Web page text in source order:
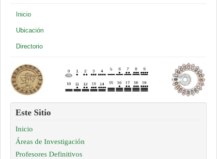
Inicio
Ubicación
Directorio
Este Sitio
Inicio
Áreas de Investigación
Profesores Definitivos